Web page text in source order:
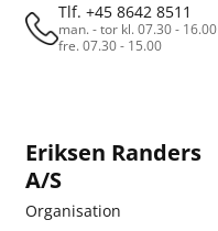
Tlf. +45 8642 8511
man. - tor kl. 07.30 - 16.00
fre. 07.30 - 15.00
Eriksen Randers
A/S
Organisation